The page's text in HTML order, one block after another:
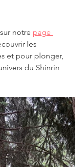
notre page
les
et pour plonger,
du Shinrin